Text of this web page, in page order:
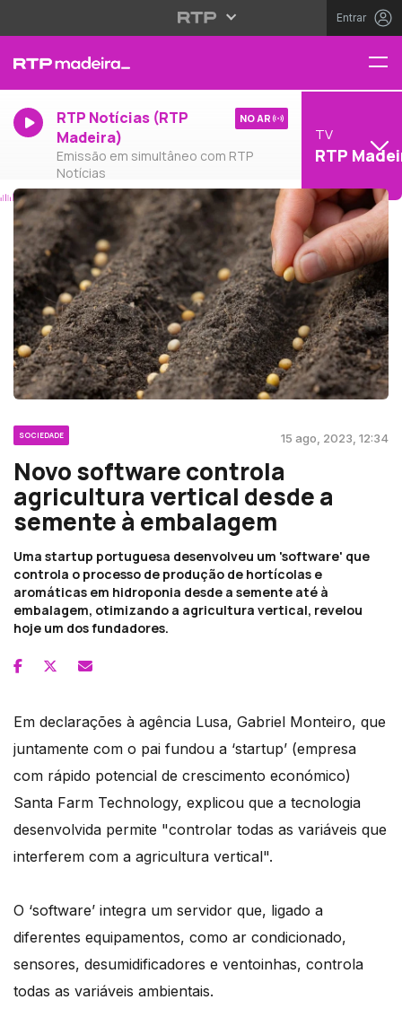
Entrar
RTP Notícias (RTP
Madeira)
Emissão em simultâneo com RTP
Notícias
NO AR
TV
RTP
SOCIEDADE 15 ago, 2023, 12:34
Novo software controla
agricultura vertical desde a
semente à embalagem
Uma startup portuguesa desenvolveu um 'software' que
controla o processo de produção de hortícolas e
aromáticas em hidroponia desde a semente até à
embalagem, otimizando a agricultura vertical, revelou
hoje um dos fundadores.
Em declarações à agência Lusa, Gabriel Monteiro, que
juntamente com o pai fundou a ‘startup’ (empresa
com rápido potencial de crescimento económico)
Santa Farm Technology, explicou que a tecnologia
desenvolvida permite "controlar todas as variáveis que
interferem com a agricultura vertical".
O ‘software’ integra um servidor que, ligado a
diferentes equipamentos, como ar condicionado,
sensores, desumidificadores e ventoinhas, controla
todas as variáveis ambientais.